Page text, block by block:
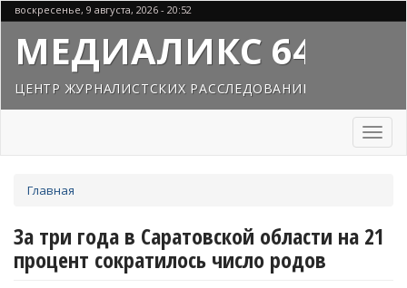
Перейти
к
основному
содержанию
воскресенье, 9 августа, 2026 - 20:52
МЕДИАЛИКС 64
ЦЕНТР ЖУРНАЛИСТСКИХ РАССЛЕДОВАНИЙ
Toggle
здесь
Главная
За три года в Саратовской области на 21
процент сократилось число родов